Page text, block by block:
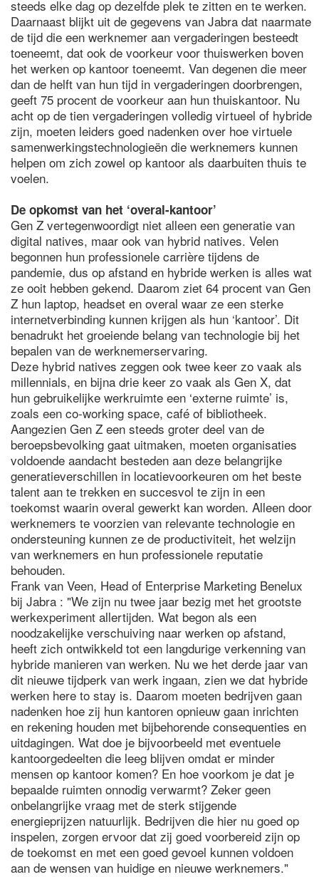
steeds elke dag op dezelfde plek te zitten en te werken.
Daarnaast blijkt uit de gegevens van Jabra dat naarmate
de tijd die een werknemer aan vergaderingen besteedt
toeneemt, dat ook de voorkeur voor thuiswerken boven
het werken op kantoor toeneemt. Van degenen die meer
dan de helft van hun tijd in vergaderingen doorbrengen,
geeft 75 procent de voorkeur aan hun thuiskantoor. Nu
acht op de tien vergaderingen volledig virtueel of hybride
zijn, moeten leiders goed nadenken over hoe virtuele
samenwerkingstechnologieën die werknemers kunnen
helpen om zich zowel op kantoor als daarbuiten thuis te
voelen.
De opkomst van het ‘overal-kantoor’
Gen Z vertegenwoordigt niet alleen een generatie van
digital natives, maar ook van hybrid natives. Velen
begonnen hun professionele carrière tijdens de
pandemie, dus op afstand en hybride werken is alles wat
ze ooit hebben gekend. Daarom ziet 64 procent van Gen
Z hun laptop, headset en overal waar ze een sterke
internetverbinding kunnen krijgen als hun ‘kantoor’. Dit
benadrukt het groeiende belang van technologie bij het
bepalen van de werknemerservaring.
Deze hybrid natives zeggen ook twee keer zo vaak als
millennials, en bijna drie keer zo vaak als Gen X, dat
hun gebruikelijke werkruimte een ‘externe ruimte’ is,
zoals een co-working space, café of bibliotheek.
Aangezien Gen Z een steeds groter deel van de
beroepsbevolking gaat uitmaken, moeten organisaties
voldoende aandacht besteden aan deze belangrijke
generatieverschillen in locatievoorkeuren om het beste
talent aan te trekken en succesvol te zijn in een
toekomst waarin overal gewerkt kan worden. Alleen door
werknemers te voorzien van relevante technologie en
ondersteuning kunnen ze de productiviteit, het welzijn
van werknemers en hun professionele reputatie
behouden.
Frank van Veen, Head of Enterprise Marketing Benelux
bij Jabra : "We zijn nu twee jaar bezig met het grootste
werkexperiment allertijden. Wat begon als een
noodzakelijke verschuiving naar werken op afstand,
heeft zich ontwikkeld tot een langdurige verkenning van
hybride manieren van werken. Nu we het derde jaar van
dit nieuwe tijdperk van werk ingaan, zien we dat hybride
werken here to stay is. Daarom moeten bedrijven gaan
nadenken hoe zij hun kantoren opnieuw gaan inrichten
en rekening houden met bijbehorende consequenties en
uitdagingen. Wat doe je bijvoorbeeld met eventuele
kantoorgedeelten die leeg blijven omdat er minder
mensen op kantoor komen? En hoe voorkom je dat je
bepaalde ruimten onnodig verwarmt? Zeker geen
onbelangrijke vraag met de sterk stijgende
energieprijzen natuurlijk. Bedrijven die hier nu goed op
inspelen, zorgen ervoor dat zij goed voorbereid zijn op
de toekomst en met een goed gevoel kunnen voldoen
aan de wensen van huidige en nieuwe werknemers."